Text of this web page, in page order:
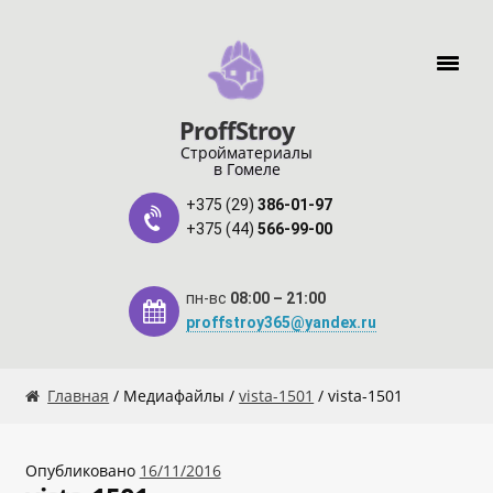
Перейти к содержимому
ProffStroy
Стройматериалы
в Гомеле
+375 (29) 386-01-97
+375 (44) 566-99-00
пн-вс 08:00 – 21:00
proffstroy365@yandex.ru
Главная
Главная / Медиафайлы /vista-1501 / vista-1501
Опубликовано 16/11/2016